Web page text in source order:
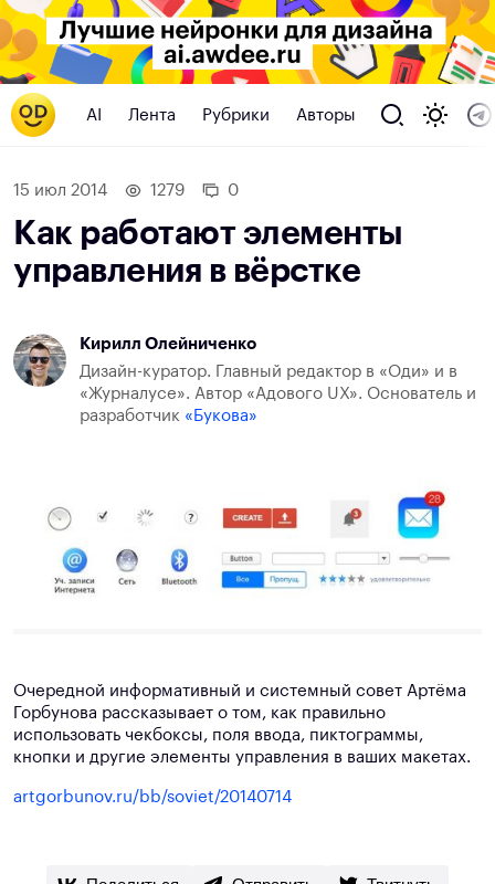
AI Лента Рубрики Авторы
15 июл 2014 1279 0
Как работают элементы
управления в вёрстке
Кирилл Олейниченко
Дизайн-куратор. Главный редактор в «Оди» и в
«Журналусе». Автор «Адового UX». Основатель и
разработчик «Букова»
Очередной информативный и системный совет Артёма
Горбунова рассказывает о том, как правильно
использовать чекбоксы, поля ввода, пиктограммы,
кнопки и другие элементы управления в ваших макетах.
artgorbunov.ru/bb/soviet/20140714